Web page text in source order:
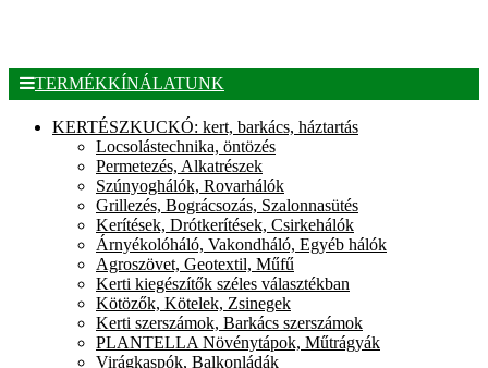
TERMÉKKÍNÁLATUNK
KERTÉSZKUCKÓ: kert, barkács, háztartás
Locsolástechnika, öntözés
Permetezés, Alkatrészek
Szúnyoghálók, Rovarhálók
Grillezés, Bográcsozás, Szalonnasütés
Kerítések, Drótkerítések, Csirkehálók
Árnyékolóháló, Vakondháló, Egyéb hálók
Agroszövet, Geotextil, Műfű
Kerti kiegészítők széles választékban
Kötözők, Kötelek, Zsinegek
Kerti szerszámok, Barkács szerszámok
PLANTELLA Növénytápok, Műtrágyák
Virágkaspók, Balkonládák